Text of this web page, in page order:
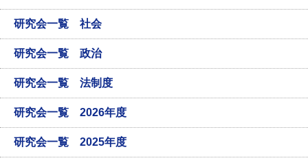
研究会一覧 社会
研究会一覧 政治
研究会一覧 法制度
研究会一覧 2026年度
研究会一覧 2025年度